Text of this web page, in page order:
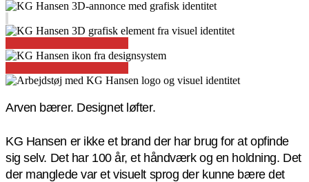
Arven bærer. Designet løfter.
KG Hansen er ikke et brand der har brug for at opfinde
sig selv. Det har 100 år, et håndværk og en holdning. Det
der manglede var et visuelt sprog der kunne bære det